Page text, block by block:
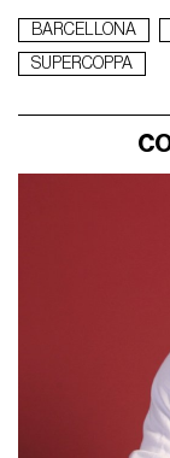
BARCELLONA
SUPERCOPPA